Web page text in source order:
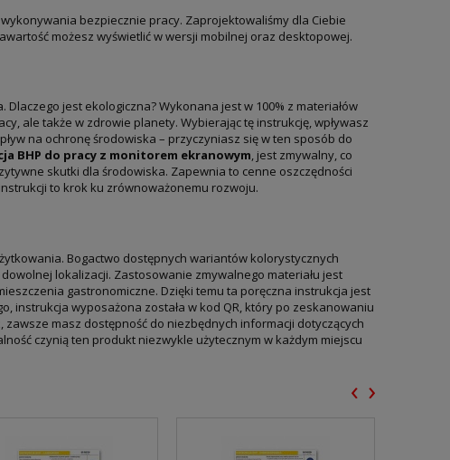
bezpiecznie pracy. Zaprojektowaliśmy dla Ciebie
możesz wyświetlić w wersji mobilnej oraz desktopowej.
jest ekologiczna? Wykonana jest w 100% z materiałów
ale także w zdrowie planety. Wybierając tę instrukcję, wpływasz
na ochronę środowiska – przyczyniasz się w ten sposób do
BHP do pracy z monitorem ekranowym, jest zmywalny, co
skutki dla środowiska. Zapewnia to cenne oszczędności
to krok ku zrównoważonemu rozwoju.
Bogactwo dostępnych wariantów kolorystycznych
lokalizacji. Zastosowanie zmywalnego materiału jest
gastronomiczne. Dzięki temu ta poręczna instrukcja jest
instrukcja wyposażona została w kod QR, który po zeskanowaniu
masz dostępność do niezbędnych informacji dotyczących
czynią ten produkt niezwykle użytecznym w każdym miejscu
‹ ›